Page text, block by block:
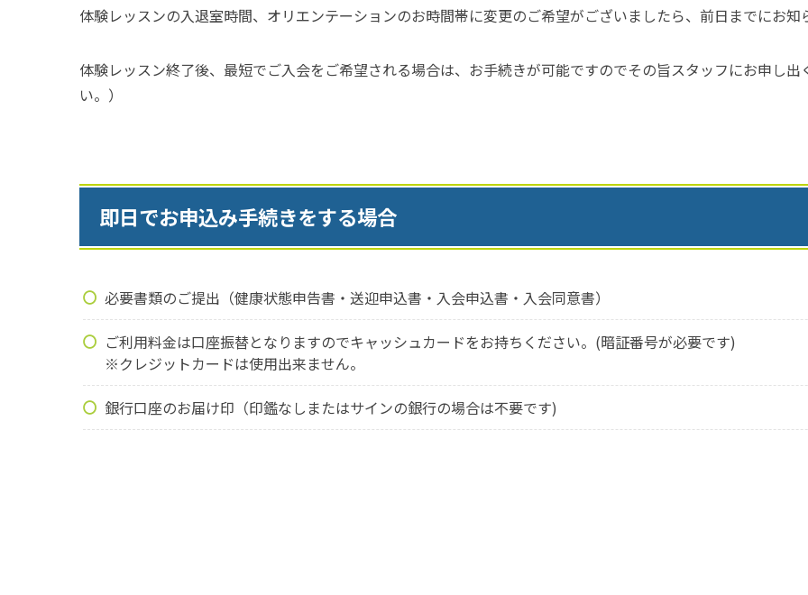
体験レッスンの入退室時間、オリエンテーションのお時間帯に変更のご希望がございましたら、前日までにお知
体験レッスン終了後、最短でご入会をご希望される場合は、お手続きが可能ですのでその旨スタッフにお申し
い。）
即日でお申込み手続きをする場合
必要書類のご提出（健康状態申告書・送迎申込書・入会申込書・入会同意書）
ご利用料金は口座振替となりますのでキャッシュカードをお持ちください。(暗証番号が必要です)
※クレジットカードは使用出来ません。
銀行口座のお届け印（印鑑なしまたはサインの銀行の場合は不要です)